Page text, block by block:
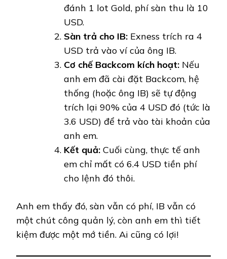
đánh 1 lot Gold, phí sàn thu là 10
USD.
Sàn trả cho IB: Exness trích ra 4
USD trả vào ví của ông IB.
Cơ chế Backcom kích hoạt: Nếu
anh em đã cài đặt Backcom, hệ
thống (hoặc ông IB) sẽ tự động
trích lại 90% của 4 USD đó (tức là
3.6 USD) để trả vào tài khoản của
anh em.
Kết quả: Cuối cùng, thực tế anh
em chỉ mất có 6.4 USD tiền phí
cho lệnh đó thôi.
Anh em thấy đó, sàn vẫn có phí, IB vẫn có
một chút công quản lý, còn anh em thì tiết
kiệm được một mớ tiền. Ai cũng có lợi!